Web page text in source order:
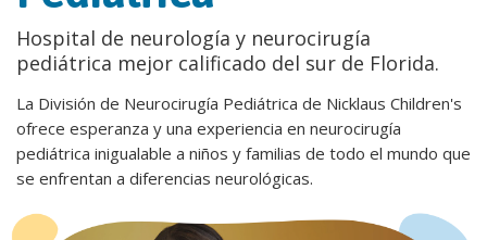
Hospital de neurología y neurocirugía
pediátrica mejor calificado del sur de Florida.
La División de Neurocirugía Pediátrica de Nicklaus Children's
ofrece esperanza y una experiencia en neurocirugía
pediátrica inigualable a niños y familias de todo el mundo que
se enfrentan a diferencias neurológicas.